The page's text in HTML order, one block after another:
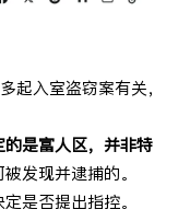
起入室盗窃案有关，
是富人区，并非特
发现并逮捕的。
是否提出指控。